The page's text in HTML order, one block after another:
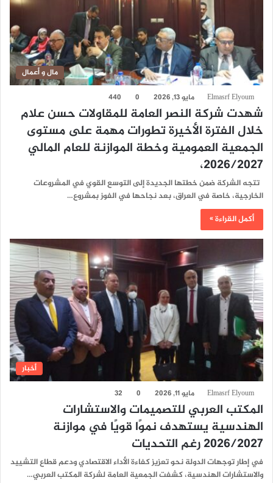
مال و أعمال
Elmasrf Elyoum مايو 13, 2026 0
440
شهدت شركة النصر العامة للمقاولات حسن علام
خلال الفترة الأخيرة تطورات مهمة على مستوى
الجمعية العمومية وخطة الموازنة للعام المالي
2026/2027،
تتجه الشركة ضمن خطتها الجديدة إلى التوسع القوي في المشروعات
الخارجية، خاصة في العراق، بعد نجاحها في الفوز بمشروع…
أكمل القراءة »
أخبار
Elmasrf Elyoum مايو 11, 2026 0
32
المكتب العربي للتصميمات والاستشارات
الهندسية يستهدف نموًا قويًا في موازنة
2026/2027 رغم التحديات
في إطار توجهات الدولة نحو تعزيز كفاءة الأداء الاقتصادي ودعم قطاع التشييد
والاستشارات الهندسية، كشفت الجمعية العامة لشركة المكتب العربي…